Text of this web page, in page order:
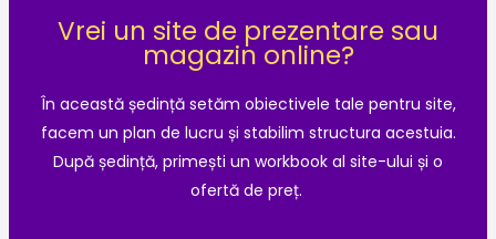
Vrei un site de prezentare sau
magazin online?
În această ședință setăm obiectivele tale pentru site,
facem un plan de lucru și stabilim structura acestuia.
După ședință, primești un workbook al site-ului și o
ofertă de preț.